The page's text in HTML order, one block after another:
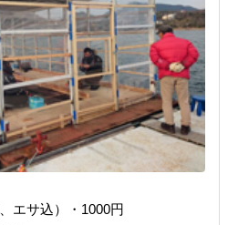
エサ込）・1000円